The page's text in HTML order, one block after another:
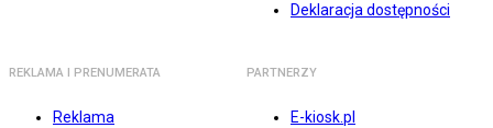
Deklaracja dostępności
REKLAMA I PRENUMERATA
Reklama
PARTNERZY
E-kiosk.pl